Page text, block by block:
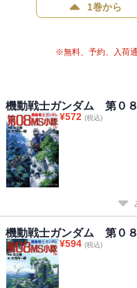
1巻から
※無料、予約、入荷
機動戦士ガンダム 第０８
¥572 (税込)
機動戦士ガンダム 第０８
¥594 (税込)